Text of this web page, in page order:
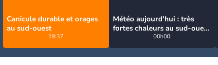
Canicule durable et orages
au sud-ouest
19:37
Météo aujourd'hui : très
fortes chaleurs au sud-ouest
avant des orages, jusqu'à
39°C
00h00